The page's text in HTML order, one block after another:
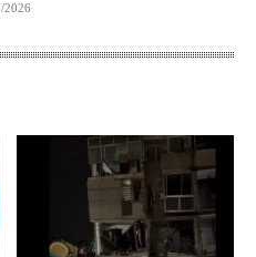
2026